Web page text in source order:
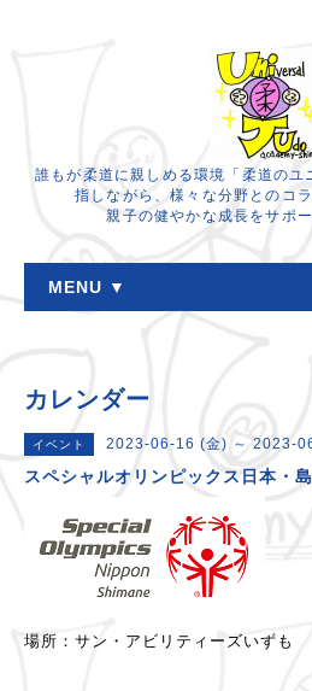
誰もが柔道に親しめる環境「柔道のユ
指しながら、様々な分野とのコ
親子の健やかな成長をサポ
MENU ▼
カレンダー
イベント 2023-06-16 (金) ～ 2023-
スペシャルオリンピックス日本・
場所：サン・アビリティーズいずも